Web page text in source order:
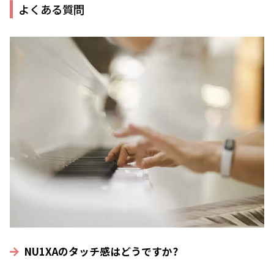
よくある質問
NU1XAのタッチ感はどうですか?